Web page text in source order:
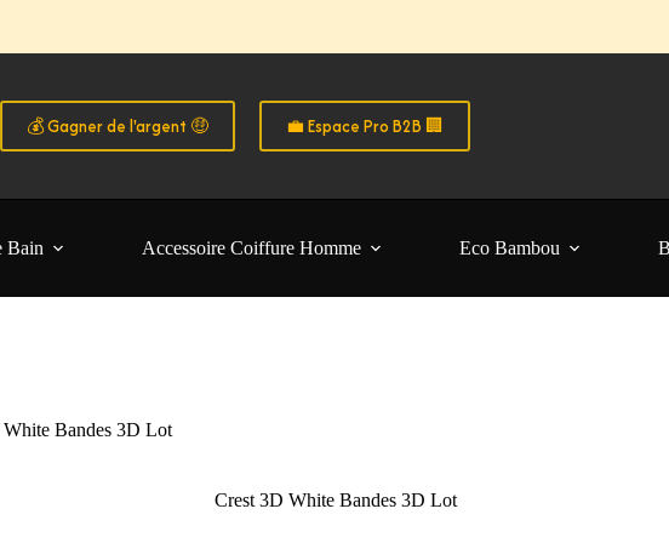
les particuliers B2C • Commande facile et sécurisé 🧑‍🚀
pros & avantages exclusifs 👉 Créez votre compte B2B
💰 Gagner de l'argent 🤑 💼 Espace Pro B2B 🏢
Bain Accessoire Coiffure Homme Eco Bambou
Bandes 3D Lot
Crest 3D White Bandes 3D Lot